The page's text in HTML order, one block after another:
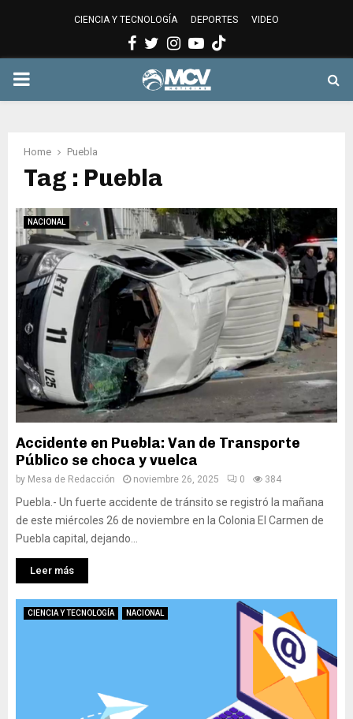
CIENCIA Y TECNOLOGÍA DEPORTES VIDEO
Facebook
Twitter
Instagram
Youtube
PRIMARY
Home Puebla
Tag : Puebla
NACIONAL
Accidente en Puebla: Van de Transporte
Público se choca y vuelca
by Mesa de Redacción noviembre 26, 2025 0 384
Puebla.- Un fuerte accidente de tránsito se registró la mañana
de este miércoles 26 de noviembre en la Colonia El Carmen de
Puebla capital, dejando...
Leer más
CIENCIA Y TECNOLOGÍA NACIONAL